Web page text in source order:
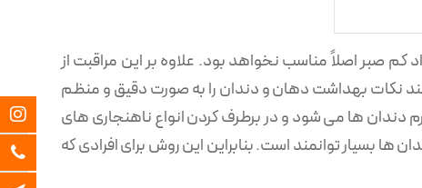
صبر اصلاً مناسب نخواهد بود. علاوه بر این مراقبت از
نکات بهداشت دهان و دندان را به صورت دقیق و منظم
دندان ها می‌ شود و در برطرف کردن انواع ناهنجاری های
ها بسیار توانمند است. بنابراین این روش برای افرادی که
آیا